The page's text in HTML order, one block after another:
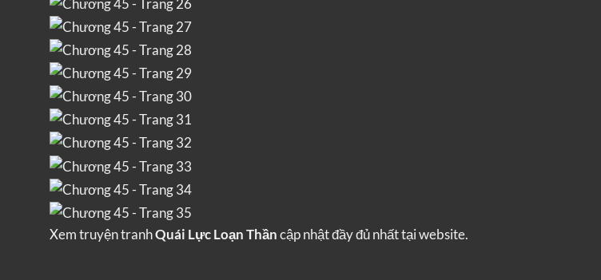
Xem truyện tranhQuái Lực Loạn Thầncập nhật đầy đủ nhất tại website.